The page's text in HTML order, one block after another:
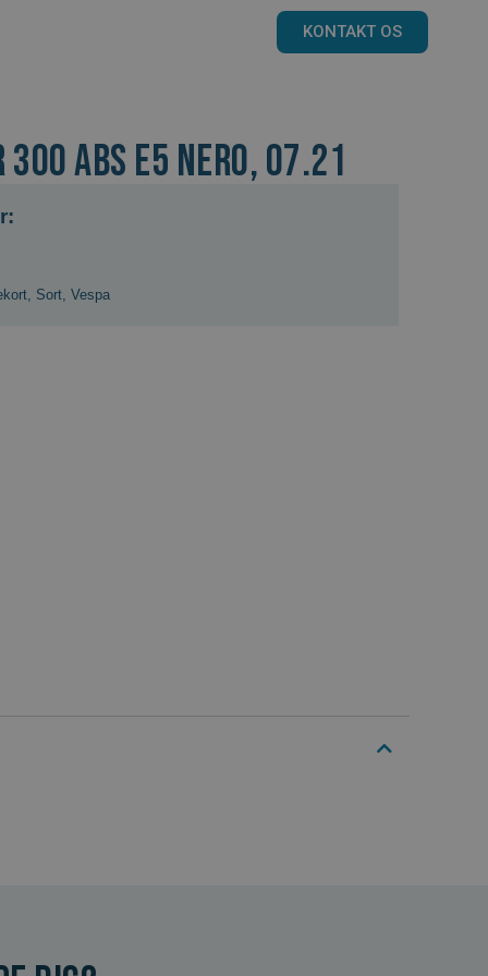
KONTAKT OS
300 ABS E5 NERO, 07.21
Sort Vespa